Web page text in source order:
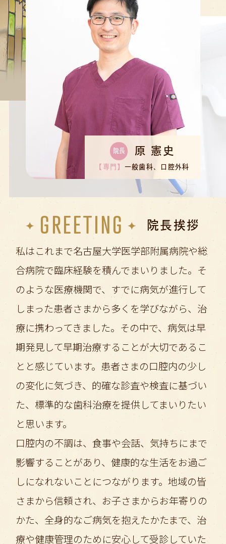
院長 原 憲史
【専門】 一般歯科、口腔外科
GREETING 院長挨拶
私はこれまで名古屋大学医学部附属病院や総
合病院で臨床経験を積んでまいりました。そ
のような医療機関で、すでに病気が進行して
しまった患者さまから多くを学びながら、治
療に携わってきました。その中で、病気は早
期発見して早期治療することが大切であるこ
とと感じています。患者さまの口腔内の少し
の変化に気づき、的確な診査や検査に基づい
た、標準的な歯科治療を提供してまいりたい
と思います。
口腔内の不調は、食事や会話、気持ちにまで
影響することがあり、健康的な生活をお過ご
しになれないことにつながります。地域の皆
さまから信頼され、お子さまからお年寄りの
かた、全身的なご病気を抱えたかたまで、治
療や健康管理のために安心して受診していた